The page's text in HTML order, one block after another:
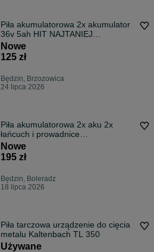
Piła akumulatorowa 2x akumulator
36v 5ah HIT NAJTANIEJ
WYPRZEDAŻ
Nowe
125 zł
Będzin, Brzozowica
24 lipca 2026
Piła akumulatorowa 2x aku 2x
łańcuch i prowadnice
najmocniejsze
Nowe
195 zł
Będzin, Boleradz
18 lipca 2026
Piła tarczowa urządzenie do cięcia
metalu Kaltenbach TL 350
Używane